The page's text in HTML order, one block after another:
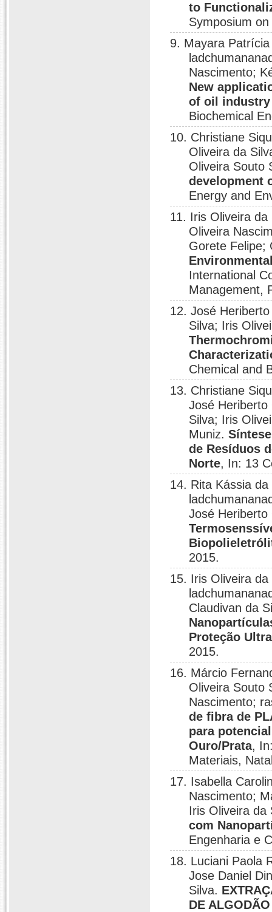
to
Symposium
9. Mayara
Nascimento;
New
of oil
Biochemical
10. Christiane
Oliveira da
Oliveira Souto
development
Energy and
11. Iris Oliveira
Oliveira
Gorete Felipe;
International
Management,
12. José
Silva; Iris
Chemical and
13. Christiane
José Heriberto
Silva; Iris
Muniz.
de Resíduos
Norte, In: 13
14. Rita Kássia
José
2015.
15. Iris Oliveira
Claudivan da
Proteção
2015.
16. Márcio
Oliveira Souto
Nascimento;
de fibra de
para
Ouro/Prata,
Materiais,
17. Isabella
Nascimento;
Iris Oliveira
com
Engenharia e
18. Luciani Paola
Jose Daniel
Silva.
DE